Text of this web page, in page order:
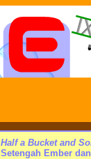
Half a Bucket and
Setengah Ember